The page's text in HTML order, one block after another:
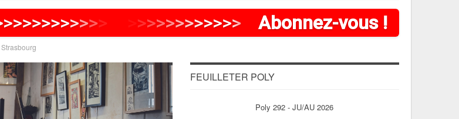
>>>>>>>>>>> >>>>>>>>> > Abonnez-vous !
FEUILLETER POLY
Poly 292 - JU/AU 2026